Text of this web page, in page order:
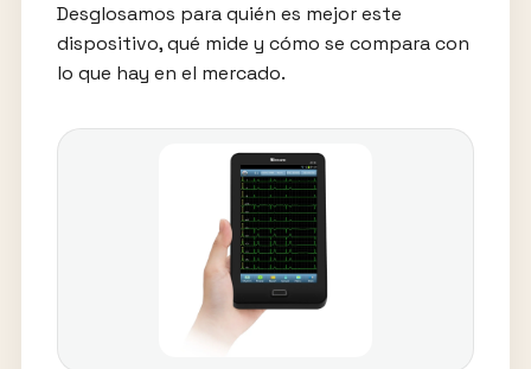
Desglosamos para quién es mejor este
dispositivo, qué mide y cómo se compara con
lo que hay en el mercado.